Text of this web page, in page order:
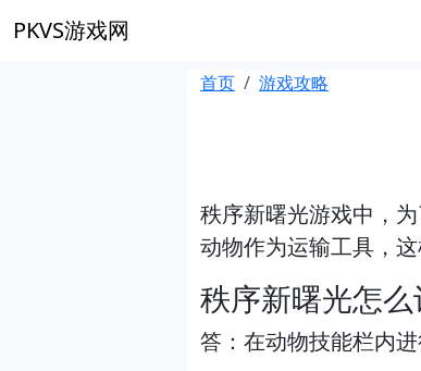
PKVS游戏网
首页 游戏攻略
秩序新曙光游戏中，
动物作为运输工具，
秩序新曙光怎
答 ：在动物技能栏内